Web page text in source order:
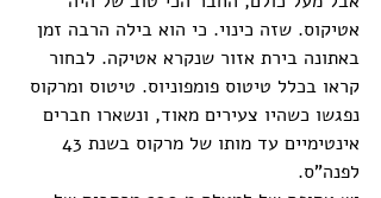
אטיקוס. שזה כינוי. כי הוא בילה הרבה זמן
באתונה בירת אזור שנקרא אטיקה. לבחור
קראו בכלל טיטוס פומפוניוס. טיטוס ומרקוס
נפגשו כשהיו צעירים מאוד, ונשארו חברים
לפנה"ס.